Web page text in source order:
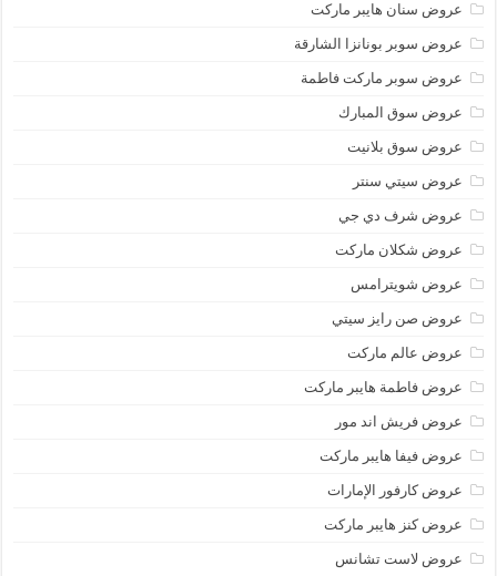
عروض سنان هايبر ماركت
عروض سوبر بونانزا الشارقة
عروض سوبر ماركت فاطمة
عروض سوق المبارك
عروض سوق بلانيت
عروض سيتي سنتر
عروض شرف دي جي
عروض شكلان ماركت
عروض شويترامس
عروض صن رايز سيتي
عروض عالم ماركت
عروض فاطمة هايبر ماركت
عروض فريش اند مور
عروض فيفا هايبر ماركت
عروض كارفور الإمارات
عروض كنز هايبر ماركت
عروض لاست تشانس